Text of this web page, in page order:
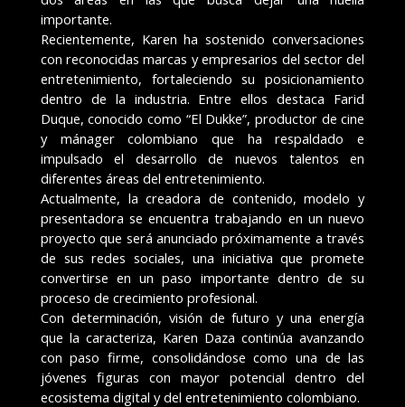
importante.
Recientemente, Karen ha sostenido conversaciones
con reconocidas marcas y empresarios del sector del
entretenimiento, fortaleciendo su posicionamiento
dentro de la industria. Entre ellos destaca Farid
Duque, conocido como “El Dukke”, productor de cine
y mánager colombiano que ha respaldado e
impulsado el desarrollo de nuevos talentos en
diferentes áreas del entretenimiento.
Actualmente, la creadora de contenido, modelo y
presentadora se encuentra trabajando en un nuevo
proyecto que será anunciado próximamente a través
de sus redes sociales, una iniciativa que promete
convertirse en un paso importante dentro de su
proceso de crecimiento profesional.
Con determinación, visión de futuro y una energía
que la caracteriza, Karen Daza continúa avanzando
con paso firme, consolidándose como una de las
jóvenes figuras con mayor potencial dentro del
ecosistema digital y del entretenimiento colombiano.